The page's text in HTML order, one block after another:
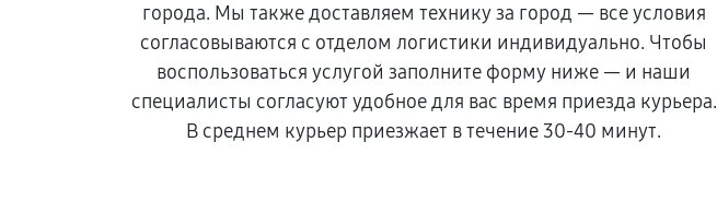
города. Мы также доставляем технику за город — все условия
согласовываются с отделом логистики индивидуально. Чтобы
воспользоваться услугой заполните форму ниже — и наши
специалисты согласуют удобное для вас время приезда курьера.
В среднем курьер приезжает в течение 30-40 минут.